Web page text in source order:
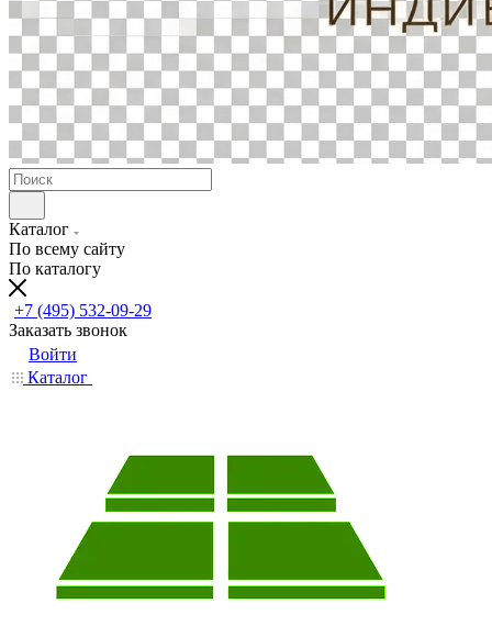
Каталог
По всему сайту
По каталогу
+7 (495) 532-09-29
Заказать звонок
Войти
Каталог